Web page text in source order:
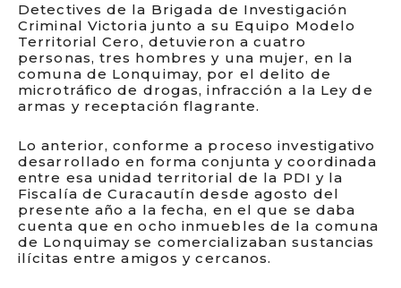
Detectives de la Brigada de Investigación
Criminal Victoria junto a su Equipo Modelo
Territorial Cero, detuvieron a cuatro
personas, tres hombres y una mujer, en la
comuna de Lonquimay, por el delito de
microtráfico de drogas, infracción a la Ley de
armas y receptación flagrante.
Lo anterior, conforme a proceso investigativo
desarrollado en forma conjunta y coordinada
entre esa unidad territorial de la PDI y la
Fiscalía de Curacautín desde agosto del
presente año a la fecha, en el que se daba
cuenta que en ocho inmuebles de la comuna
de Lonquimay se comercializaban sustancias
ilícitas entre amigos y cercanos.